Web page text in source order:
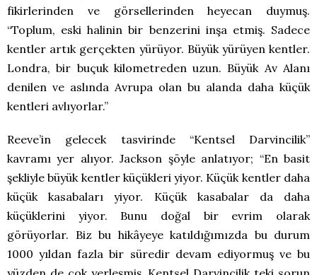
fikirlerinden ve görsellerinden heyecan duymuş.
“Toplum, eski halinin bir benzerini inşa etmiş. Sadece
kentler artık gerçekten yürüyor. Büyük yürüyen kentler.
Londra, bir buçuk kilometreden uzun. Büyük Av Alanı
denilen ve aslında Avrupa olan bu alanda daha küçük
kentleri avlıyorlar.”
Reeve’in gelecek tasvirinde “Kentsel Darvincilik”
kavramı yer alıyor. Jackson şöyle anlatıyor; “En basit
şekliyle büyük kentler küçükleri yiyor. Küçük kentler daha
küçük kasabaları yiyor. Küçük kasabalar da daha
küçüklerini yiyor. Bunu doğal bir evrim olarak
görüyorlar. Biz bu hikâyeye katıldığımızda bu durum
1000 yıldan fazla bir süredir devam ediyormuş ve bu